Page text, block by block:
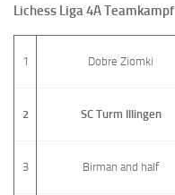
Lichess Liga 4A Teamkampf
1 Dobre Ziomki
2 SC Turm Illingen
3 Birman and half